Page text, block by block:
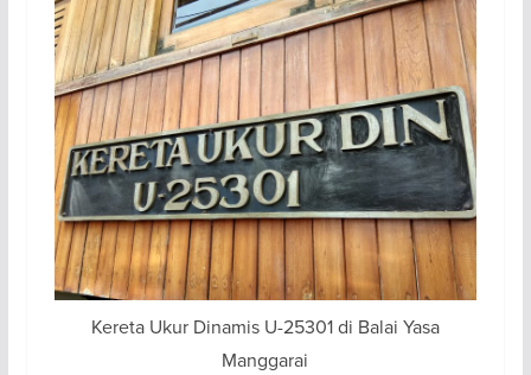
Kereta Ukur Dinamis U-25301 di Balai Yasa
Manggarai